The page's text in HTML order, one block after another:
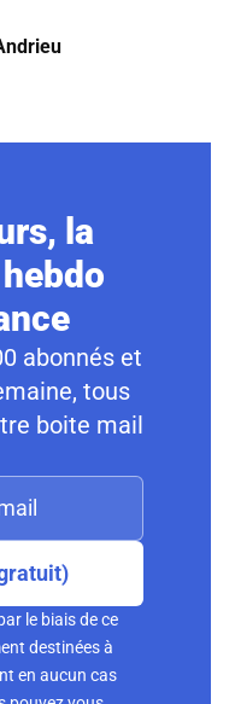
la
abonnés et
tous
boite mail
le biais de ce
destinées à
en aucun cas